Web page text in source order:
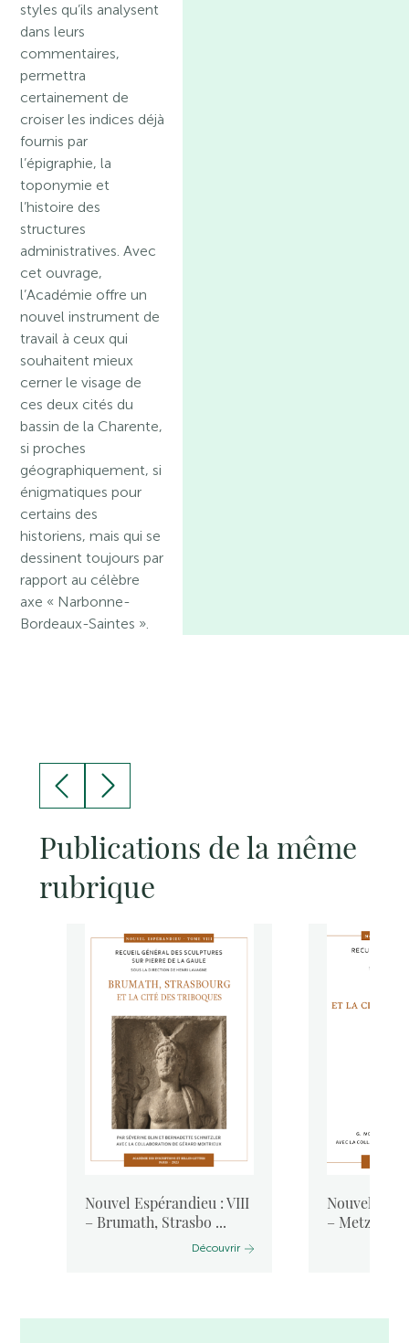
styles qu’ils analysent
dans leurs
commentaires,
permettra
certainement de
croiser les indices déjà
fournis par
l’épigraphie, la
toponymie et
l’histoire des
structures
administratives. Avec
cet ouvrage,
l’Académie offre un
nouvel instrument de
travail à ceux qui
souhaitent mieux
cerner le visage de
ces deux cités du
bassin de la Charente,
si proches
géographiquement, si
énigmatiques pour
certains des
historiens, mais qui se
dessinent toujours par
rapport au célèbre
axe « Narbonne-
Bordeaux-Saintes ».
Publications de la même
rubrique
Nouvel Espérandieu : VIII
– Brumath, Strasbo ...
Découvrir
Nouvel
– Metz et la